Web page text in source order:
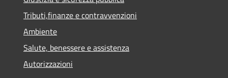
Tributi,finanze e contravvenzioni
Ambiente
Salute, benessere e assistenza
Autorizzazioni